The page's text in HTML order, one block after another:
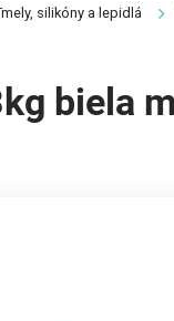
silikóny a lepidlá
biela